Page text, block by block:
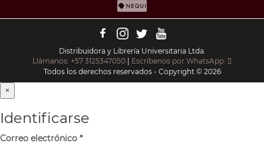
Distribuidora y Librería Universitaria Ltda.
Llámanos: +57 3125347050 | Escríbenos por WhatsApp:
Todos los derechos reservados - Copyright © 2026
×
Identificarse
Correo electrónico *